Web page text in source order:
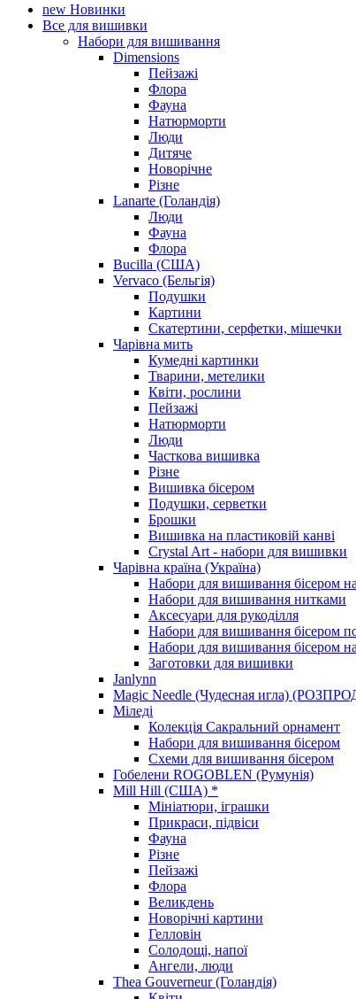
new Новинки
Все для вишивки
Набори для вишивання
Dimensions
Пейзажі
Флора
Фауна
Натюрморти
Люди
Дитяче
Новорічне
Різне
Lanarte (Голандія)
Люди
Фауна
Флора
Bucilla (США)
Vervaco (Бельгія)
Подушки
Картини
Скатертини, серфетки, мішечки
Чарiвна мить
Кумедні картинки
Тварини, метелики
Квіти, рослини
Пейзажі
Натюрморти
Люди
Часткова вишивка
Різне
Вишивка бісером
Подушки, серветки
Брошки
Вишивка на пластиковій канві
Crystal Art - набори для вишивки
Чарівна країна (Україна)
Набори для вишивання бісером на
Набори для вишивання нитками
Аксесуари для рукоділля
Набори для вишивання бісером
Набори для вишивання бісером
Заготовки для вишивки
Janlynn
Magic Needle (Чудесная игла)
Міледі
Колекція Сакральний орнамент
Набори для вишивання бісером
Схеми для вишивання бісером
Гобелени ROGOBLEN (Румунія)
Mill Hill (США) *
Мініатюри, іграшки
Прикраси, підвіси
Фауна
Різне
Пейзажі
Флора
Великдень
Новорічні картини
Гелловін
Солодощі, напої
Ангели, люди
Thea Gouverneur (Голандія)